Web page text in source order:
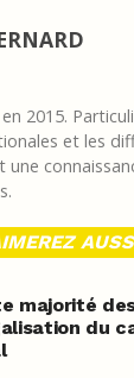
2015.
et les
une
majorité
du